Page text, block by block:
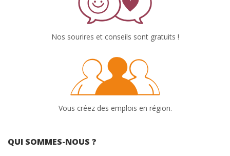
Nos sourires et conseils sont gratuits !
Vous créez des emplois en région.
QUI SOMMES-NOUS ?